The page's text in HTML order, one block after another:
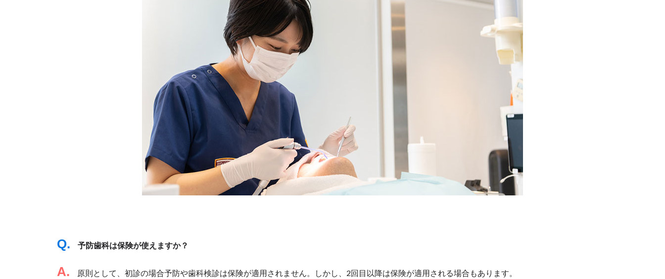
Q. 予防歯科は保険が使えますか？
A. 原則として、初診の場合予防や歯科検診は保険が適用されません。しかし、2回目以降は保険が適用される場合もあります。